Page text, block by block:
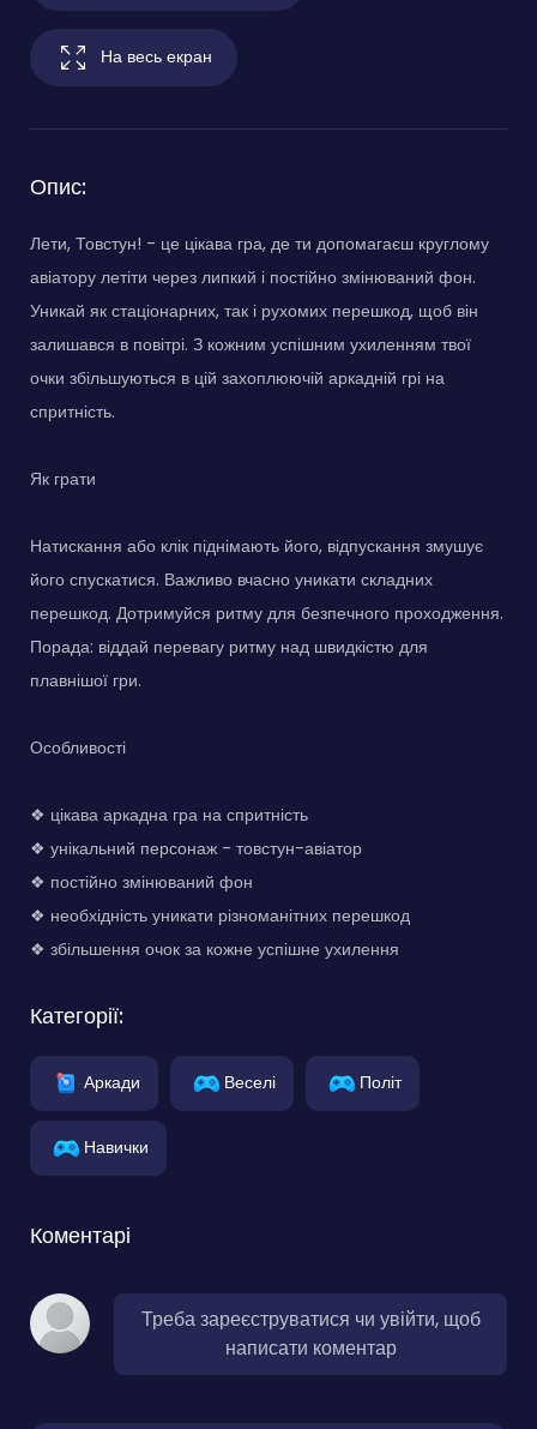
На весь екран
Опис:
Лети, Товстун! - це цікава гра, де ти допомагаєш круглому
авіатору летіти через липкий і постійно змінюваний фон.
Уникай як стаціонарних, так і рухомих перешкод, щоб він
залишався в повітрі. З кожним успішним ухиленням твої
очки збільшуються в цій захоплюючій аркадній грі на
спритність.
Як грати
Натискання або клік піднімають його, відпускання змушує
його спускатися. Важливо вчасно уникати складних
перешкод. Дотримуйся ритму для безпечного проходження.
Порада: віддай перевагу ритму над швидкістю для
плавнішої гри.
Особливості
❖ цікава аркадна гра на спритність
❖ унікальний персонаж - товстун-авіатор
❖ постійно змінюваний фон
❖ необхідність уникати різноманітних перешкод
❖ збільшення очок за кожне успішне ухилення
Категорії:
Аркади Веселі Політ
Навички
Коментарі
Треба зареєструватися чи увійти, щоб
написати коментар